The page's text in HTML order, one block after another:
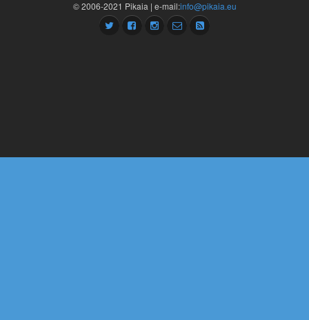
© 2006-2021 Pikaia | e-mail:info@pikaia.eu